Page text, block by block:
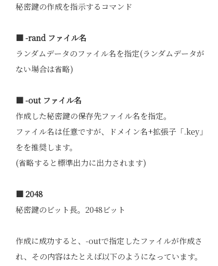
秘密鍵の作成を指示するコマンド
■ -rand ファイル名
ランダムデータのファイル名を指定(ランダムデータが
ない場合は省略)
■ -out ファイル名
作成した秘密鍵の保存先ファイル名を指定。
ファイル名は任意ですが、ドメイン名+拡張子「.key」
をを推奨します。
(省略すると標準出力に出力されます)
■ 2048
秘密鍵のビット長。2048ビット
作成に成功すると、-outで指定したファイルが作成さ
れ、その内容はたとえば以下のようになっています。